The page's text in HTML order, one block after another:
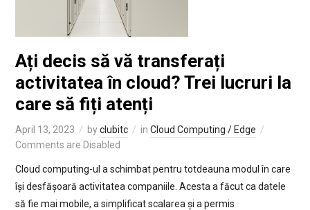
Ați decis să vă transferați
activitatea în cloud? Trei lucruri la
care să fiți atenți
April 13, 2023 byclubitc in Cloud Computing / Edge
Comments are Disabled
Cloud computing-ul a schimbat pentru totdeauna modul în care
își desfășoară activitatea companiile. Acesta a făcut ca datele
să fie mai mobile, a simplificat scalarea și a permis